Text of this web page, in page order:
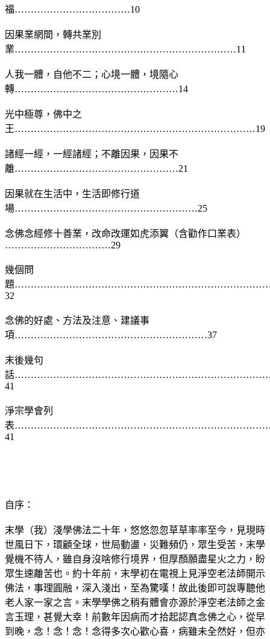
福………………………………10
因果業網間，轉共業別
業……………………………………………………………11
人我一體，自他不二；心境一體，境隨心
轉……………………………………………14
光中極尊，佛中之
王…………………………………………………………………19
諸經一經，一經諸經；不離因果，因果不
離……………………………………………21
因果就在生活中，生活即修行道
場…………………………………………………25
念佛念經修十善業，改命改運如虎添翼（含勸作口業表）
……………………………29
幾個問
題
32
念佛的好處、方法及注意、建議事
項……………………………………………………37
末後幾句
話
41
淨宗學會列
表
41
自序：
末學（我）淺學佛法二十年，悠悠忽忽草草率率至今，見現時
世風日下，環顧全球，世局動盪，災難頻仍，眾生受苦，末學
覺機不待人，雖自身沒啥修行境界，但厚顏願盡星火之力，盼
眾生速離苦也。約十年前，末學初在電視上見淨空老法師開示
佛法，事理圓融，深入淺出，至為驚嘆！故此後即可說專聽他
老人家一家之言。末學學佛之稍有體會亦源於淨空老法師之金
言玉理，甚覺大幸！前數年因病而才拾起認真念佛之心，從早
到晚，念！念！念！念得多次心歡心喜，病雖未全然好，但亦